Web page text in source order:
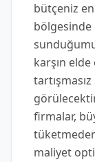
bütçeniz
bölgesinde
karşın
firmalar,
maliyet